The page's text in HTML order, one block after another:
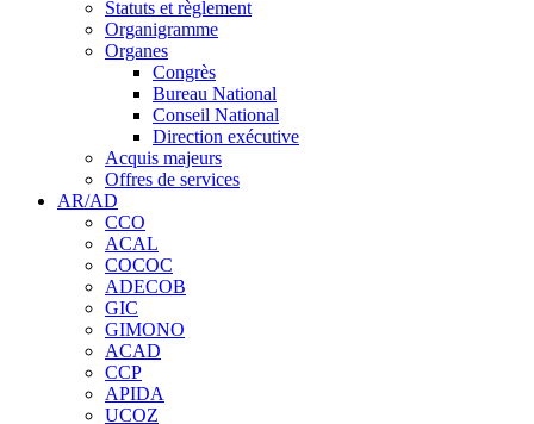
Statuts et règlement
Organigramme
Organes
Congrès
Bureau National
Conseil National
Direction exécutive
Acquis majeurs
Offres de services
AR/AD
CCO
ACAL
COCOC
ADECOB
GIC
GIMONO
ACAD
CCP
APIDA
UCOZ